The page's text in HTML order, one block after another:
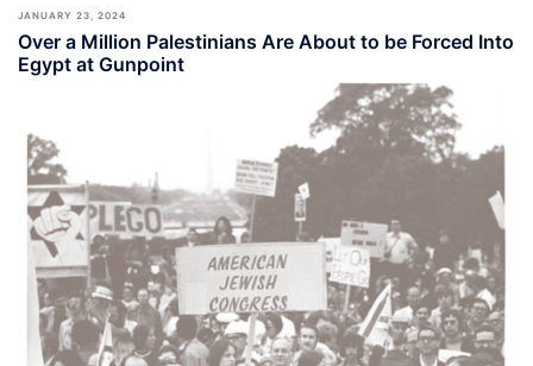
JANUARY 23, 2024
Over a Million Palestinians Are About to be Forced Into
Egypt at Gunpoint